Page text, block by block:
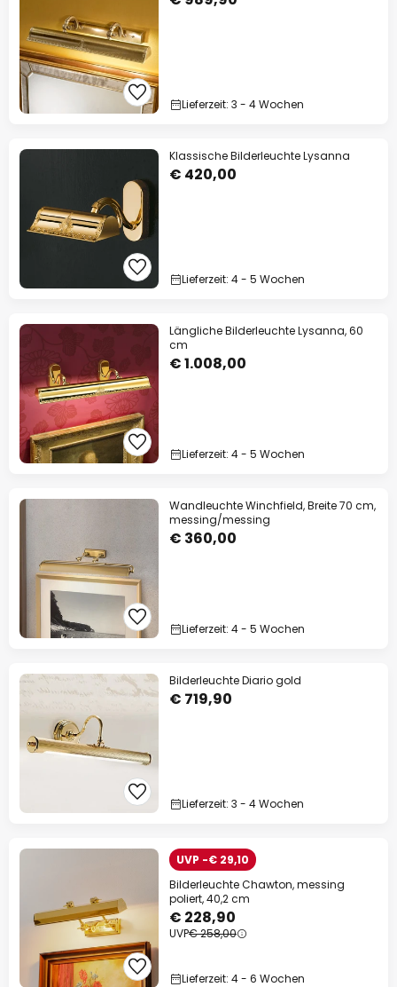
Lieferzeit: 3 - 4 Wochen
Klassische Bilderleuchte Lysanna
€ 420,00
Lieferzeit: 4 - 5 Wochen
Längliche Bilderleuchte Lysanna, 60
cm
€ 1.008,00
Lieferzeit: 4 - 5 Wochen
Wandleuchte Winchfield, Breite 70 cm,
messing/messing
€ 360,00
Lieferzeit: 4 - 5 Wochen
Bilderleuchte Diario gold
€ 719,90
Lieferzeit: 3 - 4 Wochen
UVP -€ 29,10
Bilderleuchte Chawton, messing
poliert, 40,2 cm
€ 228,90
UVP€ 258,00
Lieferzeit: 4 - 6 Wochen